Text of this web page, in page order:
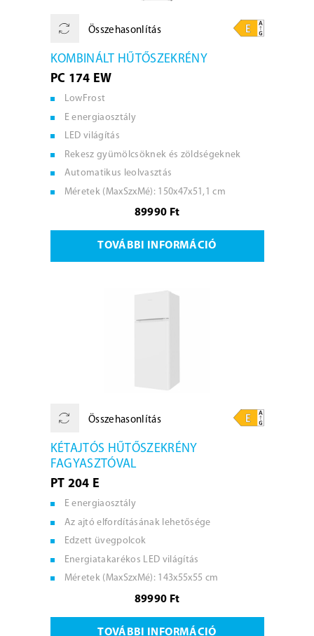
Összehasonlítás
KOMBINÁLT HŰTŐSZEKRÉNY
PC 174 EW
LowFrost
E energiaosztály
LED világítás
Rekesz gyümölcsöknek és zöldségeknek
Automatikus leolvasztás
Méretek (MaxSzxMé): 150x47x51,1 cm
89990 Ft
TOVÁBBI INFORMÁCIÓ
Összehasonlítás
KÉTAJTÓS HŰTŐSZEKRÉNY
FAGYASZTÓVAL
PT 204 E
E energiaosztály
Az ajtó elfordításának lehetősége
Edzett üvegpolcok
Energiatakarékos LED világítás
Méretek (MaxSzxMé): 143x55x55 cm
89990 Ft
TOVÁBBI INFORMÁCIÓ